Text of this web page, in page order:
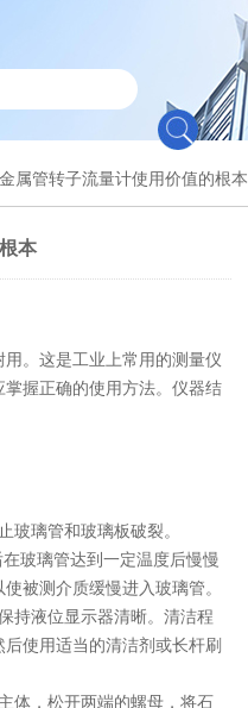
属管转子流量计使用价值的根本
本
。这是工业上常用的测量仪
握正确的使用方法。仪器结
玻璃管和玻璃板破裂。
玻璃管达到一定温度后慢慢
被测介质缓慢进入玻璃管。
持液位显示器清晰。清洁程
使用适当的清洁剂或长杆刷
，松开两端的螺母，将石